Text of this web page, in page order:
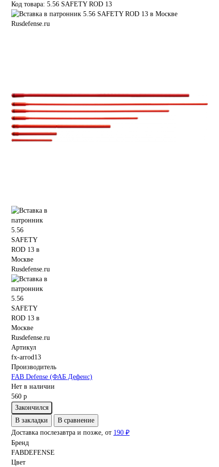
Код товара: 5.56 SAFETY ROD 13
Артикул
fx-arrod13
Производитель
FAB Defense (ФАБ Дефенс)
Нет в наличии
560 р
Закончился
В закладки
В сравнение
Доставка послезавтра и позже, от 190 ₽
Бренд
FABDEFENSE
Цвет